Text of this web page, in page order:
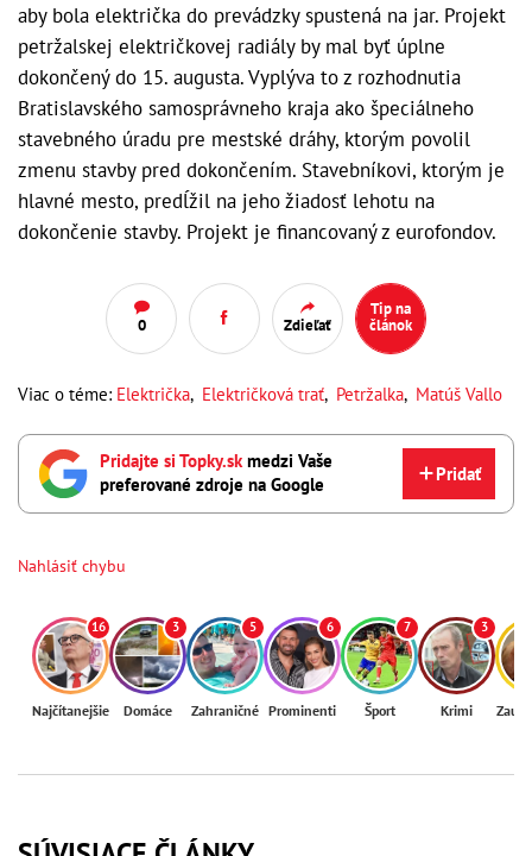
aby bola električka do prevádzky spustená na jar. Projekt
petržalskej električkovej radiály by mal byť úplne
dokončený do 15. augusta. Vyplýva to z rozhodnutia
Bratislavského samosprávneho kraja ako špeciálneho
stavebného úradu pre mestské dráhy, ktorým povolil
zmenu stavby pred dokončením. Stavebníkovi, ktorým je
hlavné mesto, predĺžil na jeho žiadosť lehotu na
dokončenie stavby. Projekt je financovaný z eurofondov.
0 Zdieľať
Tip na
článok
Viac o téme: Električka, Električková trať, Petržalka, Matúš Vallo
Pridajte si Topky.skmedzi Vaše
preferované zdroje na Google
Pridať
Nahlásiť chybu
16
Najčítanejšie
3
Domáce
5
Zahraničné
6
Prominenti
7
Šport
3
Krimi